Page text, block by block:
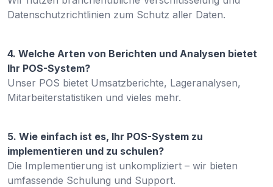
Datenschutzrichtlinien zum Schutz aller Daten.
4. Welche Arten von Berichten und Analysen bietet
Ihr POS-System?
Unser POS bietet Umsatzberichte, Lageranalysen,
Mitarbeiterstatistiken und vieles mehr.
5. Wie einfach ist es, Ihr POS-System zu
implementieren und zu schulen?
Die Implementierung ist unkompliziert – wir bieten
umfassende Schulung und Support.